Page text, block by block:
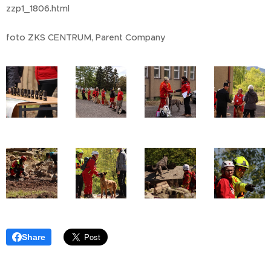
zzp1_1806.html
foto ZKS CENTRUM, Parent Company
Share